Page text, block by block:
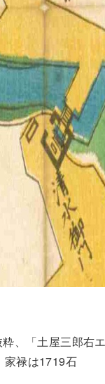
粋、「土屋三郎右
家禄は1719石